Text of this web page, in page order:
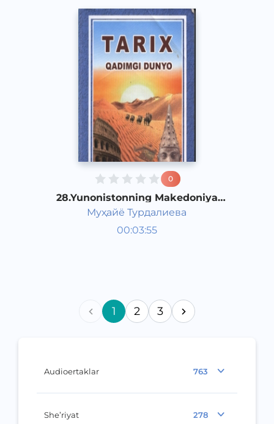
Audioertaklar 763
She’riyat 278
0
28.Yunonistonning Makedoniya
tomonidan bosib olinishi
Муҳайё Турдалиева
00:03:55
Qadimgi dunyo tarixi 6 sinf
1 2 3